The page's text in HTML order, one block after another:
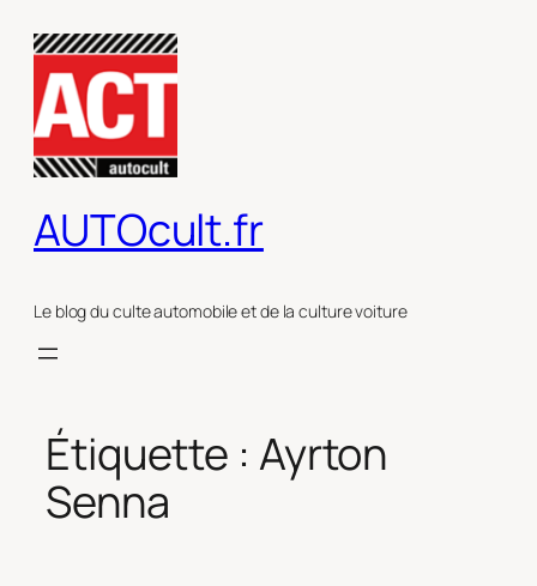
contenu
AUTOcult.fr
Le blog du culte automobile et de la culture voiture
Étiquette : Ayrton
Senna